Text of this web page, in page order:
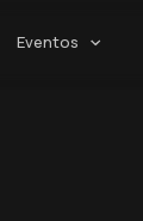
Eventos